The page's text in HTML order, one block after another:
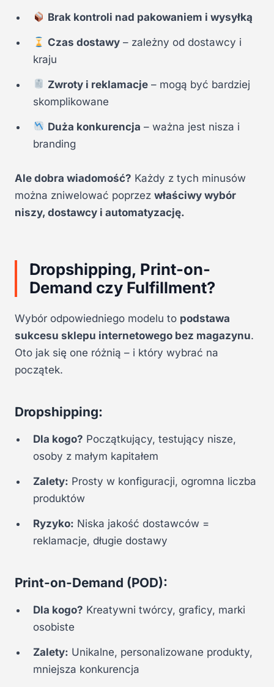
Brak kontroli nad pakowaniem i wysyłką
Czas dostawy – zależny od dostawcy i
kraju
Zwroty i reklamacje – mogą być bardziej
skomplikowane
Duża konkurencja – ważna jest nisza i
branding
Ale dobra wiadomość? Każdy z tych minusów
można zniwelować poprzez właściwy wybór
niszy, dostawcy i automatyzację.
Dropshipping, Print-on-
Demand czy Fulfillment?
Wybór odpowiedniego modelu to podstawa
sukcesu sklepu internetowego bez magazynu.
Oto jak się one różnią – i który wybrać na
początek.
Dropshipping:
Dla kogo? Początkujący, testujący nisze,
osoby z małym kapitałem
Zalety: Prosty w konfiguracji, ogromna liczba
produktów
Ryzyko: Niska jakość dostawców =
reklamacje, długie dostawy
Print-on-Demand (POD):
Dla kogo? Kreatywni twórcy, graficy, marki
osobiste
Zalety: Unikalne, personalizowane produkty,
mniejsza konkurencja